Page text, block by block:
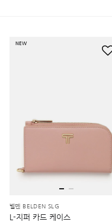
NEW
벨덴 BELDEN SLG
L-지퍼 카드 케이스